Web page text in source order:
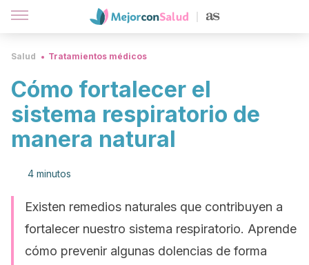
Salud Tratamientos médicos
Cómo fortalecer el
sistema respiratorio de
manera natural
4 minutos
Existen remedios naturales que contribuyen a
fortalecer nuestro sistema respiratorio. Aprende
cómo prevenir algunas dolencias de forma